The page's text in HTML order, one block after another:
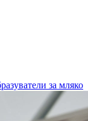
за мляко